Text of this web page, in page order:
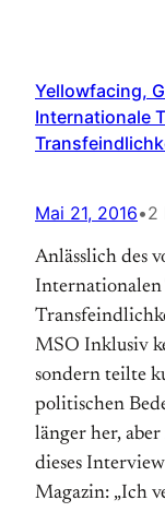
Yellowfacing,
Internationale
Mai 21, 2016•2
Anlässlich des
Internationalen
MSO Inklusiv
sondern teilte
politischen
länger her,
dieses
Magazin: „Ich